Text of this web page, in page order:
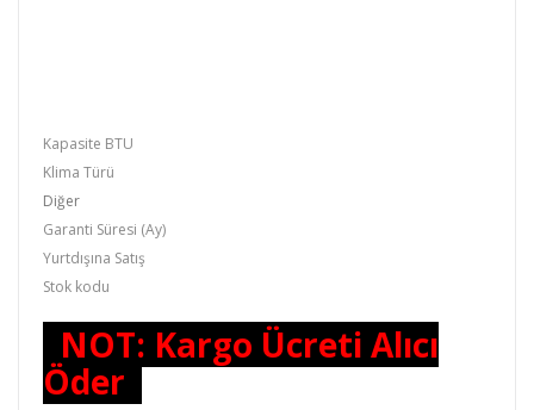
Kapasite BTU
Klima Türü
Diğer
Garanti Süresi (Ay)
Yurtdışına Satış
Stok kodu
NOT: Kargo Ücreti Alıcı
Öder